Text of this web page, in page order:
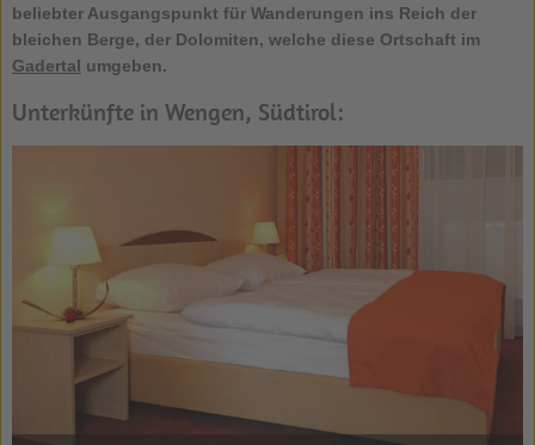
beliebter Ausgangspunkt für Wanderungen ins Reich der
bleichen Berge, der Dolomiten, welche diese Ortschaft im
Gadertal umgeben.
Unterkünfte in Wengen, Südtirol: